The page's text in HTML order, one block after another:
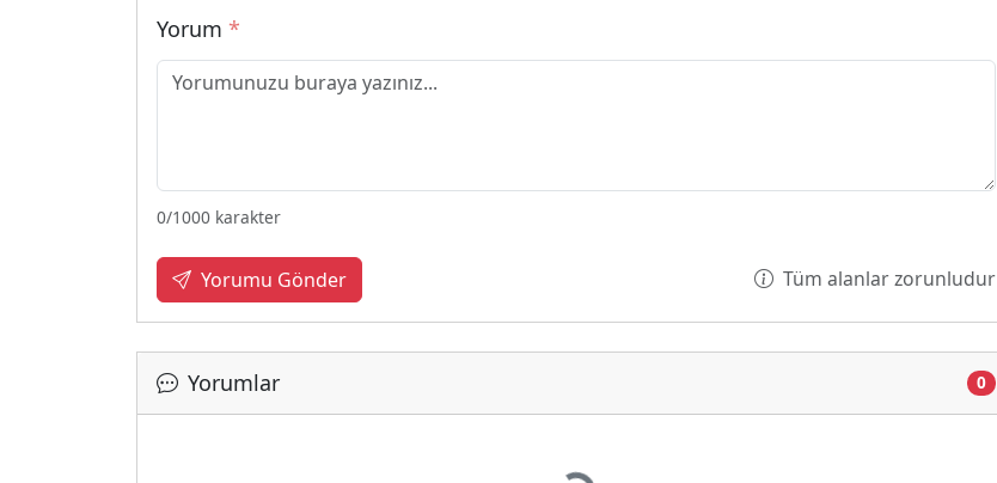
Yorum *
0/1000 karakter
Yorumu Gönder Tüm alanlar zorunludur
Yorumlar 0